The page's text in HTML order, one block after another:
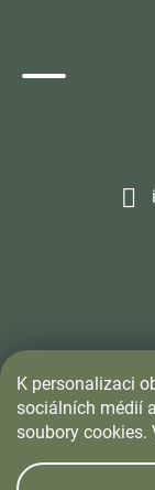
K personalizaci
sociálních médií
soubory cookies.